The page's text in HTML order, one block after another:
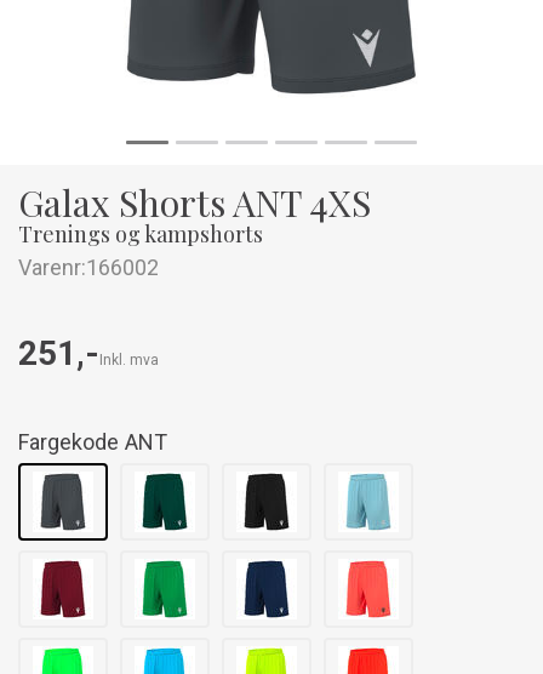
Galax Shorts ANT 4XS
Trenings og kampshorts
Varenr:166002
251,- Inkl. mva
Fargekode ANT